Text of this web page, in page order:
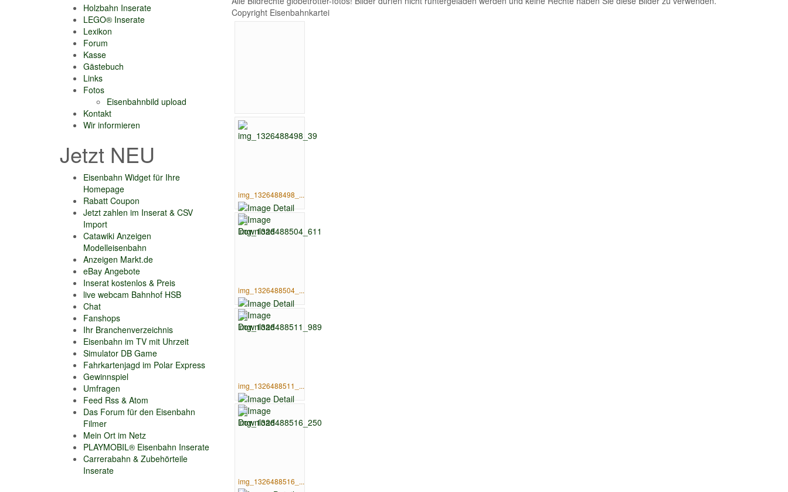
Holzbahn Inserate
LEGO® Inserate
Lexikon
Forum
Kasse
Gästebuch
Links
Fotos
Eisenbahnbild upload
Kontakt
Wir informieren
Jetzt NEU
Eisenbahn Widget für Ihre
Homepage
Rabatt Coupon
Jetzt zahlen im Inserat & CSV
Import
Catawiki Anzeigen
Modelleisenbahn
Anzeigen Markt.de
eBay Angebote
Inserat kostenlos & Preis
live webcam Bahnhof HSB
Chat
Fanshops
Ihr Branchenverzeichnis
Eisenbahn im TV mit Uhrzeit
Simulator DB Game
Fahrkartenjagd im Polar Express
Gewinnspiel
Umfragen
Feed Rss & Atom
Das Forum für den Eisenbahn
Filmer
Mein Ort im Netz
PLAYMOBIL® Eisenbahn Inserate
Carrerabahn & Zubehörteile
Inserate
Copyright Eisenbahnkartei
img_1326488498_...
img_1326488504_...
img_1326488511_...
img_1326488516_...